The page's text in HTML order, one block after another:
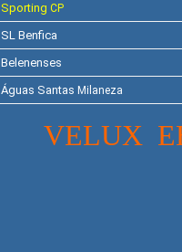
Sporting CP
SL Benfica
Belenenses
Águas Santas Milaneza
VELUX